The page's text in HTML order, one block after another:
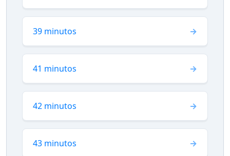
39 minutos
41 minutos
42 minutos
43 minutos